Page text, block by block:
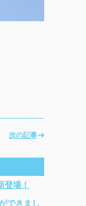
次の記事
登場！
できまし